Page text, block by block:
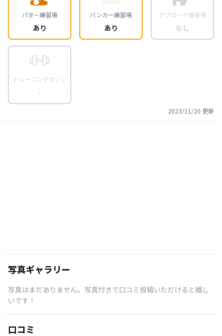
パター練習場
あり
バンカー練習場
あり
アプローチ練習場
なし
トレーニングマシン
-
2023/11/20 更新
写真ギャラリー
写真はまだありません。写真付きで口コミ投稿いただけると嬉し
いです！
口コミ